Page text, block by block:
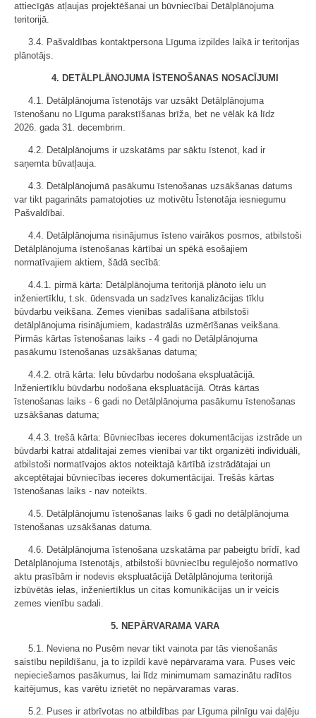
attiecīgās atļaujas projektēšanai un būvniecībai Detālplānojuma
teritorijā.
3.4. Pašvaldības kontaktpersona Līguma izpildes laikā ir teritorijas
plānotājs.
4. DETĀLPLĀNOJUMA ĪSTENOŠANAS NOSACĪJUMI
4.1. Detālplānojuma īstenotājs var uzsākt Detālplānojuma
īstenošanu no Līguma parakstīšanas brīža, bet ne vēlāk kā līdz
2026. gada 31. decembrim.
4.2. Detālplānojums ir uzskatāms par sāktu īstenot, kad ir
saņemta būvatļauja.
4.3. Detālplānojumā pasākumu īstenošanas uzsākšanas datums
var tikt pagarināts pamatojoties uz motivētu Īstenotāja iesniegumu
Pašvaldībai.
4.4. Detālplānojuma risinājumus īsteno vairākos posmos, atbilstoši
Detālplānojuma īstenošanas kārtībai un spēkā esošajiem
normatīvajiem aktiem, šādā secībā:
4.4.1. pirmā kārta: Detālplānojuma teritorijā plānoto ielu un
inženiertīklu, t.sk. ūdensvada un sadzīves kanalizācijas tīklu
būvdarbu veikšana. Zemes vienības sadalīšana atbilstoši
detālplānojuma risinājumiem, kadastrālās uzmērīšanas veikšana.
Pirmās kārtas īstenošanas laiks - 4 gadi no Detālplānojuma
pasākumu īstenošanas uzsākšanas datuma;
4.4.2. otrā kārta: Ielu būvdarbu nodošana ekspluatācijā.
Inženiertīklu būvdarbu nodošana ekspluatācijā. Otrās kārtas
īstenošanas laiks - 6 gadi no Detālplānojuma pasākumu īstenošanas
uzsākšanas datuma;
4.4.3. trešā kārta: Būvniecības ieceres dokumentācijas izstrāde un
būvdarbi katrai atdalītajai zemes vienībai var tikt organizēti individuāli,
atbilstoši normatīvajos aktos noteiktajā kārtībā izstrādātajai un
akceptētajai būvniecības ieceres dokumentācijai. Trešās kārtas
īstenošanas laiks - nav noteikts.
4.5. Detālplānojumu īstenošanas laiks 6 gadi no detālplānojuma
īstenošanas uzsākšanas datuma.
4.6. Detālplānojuma īstenošana uzskatāma par pabeigtu brīdī, kad
Detālplānojuma īstenotājs, atbilstoši būvniecību regulējošo normatīvo
aktu prasībām ir nodevis ekspluatācijā Detālplānojuma teritorijā
izbūvētās ielas, inženiertīklus un citas komunikācijas un ir veicis
zemes vienību sadali.
5. NEPĀRVARAMA VARA
5.1. Neviena no Pusēm nevar tikt vainota par tās vienošanās
saistību nepildīšanu, ja to izpildi kavē nepārvarama vara. Puses veic
nepieciešamos pasākumus, lai līdz minimumam samazinātu radītos
kaitējumus, kas varētu izrietēt no nepārvaramas varas.
5.2. Puses ir atbrīvotas no atbildības par Līguma pilnīgu vai daļēju